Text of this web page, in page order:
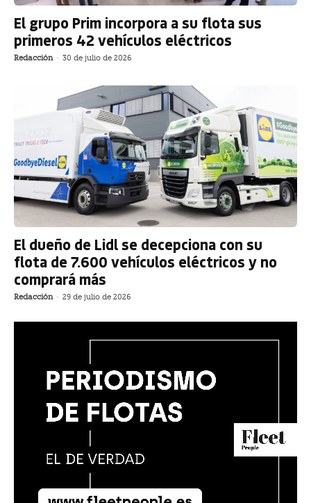
El grupo Prim incorpora a su flota sus
primeros 42 vehículos eléctricos
Redacción - 30 de julio de 2026
El dueño de Lidl se decepciona con su
flota de 7.600 vehículos eléctricos y no
comprará más
Redacción - 29 de julio de 2026